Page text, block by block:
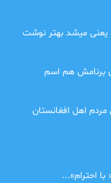
میشد بهتر نوشت
برنامش هم اسم
اهل افغانستان
احترام»...